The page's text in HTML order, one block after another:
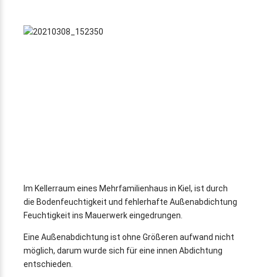
Im Kellerraum eines Mehrfamilienhaus in Kiel, ist durch
die Bodenfeuchtigkeit und fehlerhafte Außenabdichtung
Feuchtigkeit ins Mauerwerk eingedrungen.
Eine Außenabdichtung ist ohne Größeren aufwand nicht
möglich, darum wurde sich für eine innen Abdichtung
entschieden.